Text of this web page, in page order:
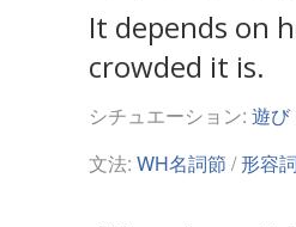
It depends on
crowded it is.
シチュエーション: 遊び
文法: WH名詞節 /形容詞